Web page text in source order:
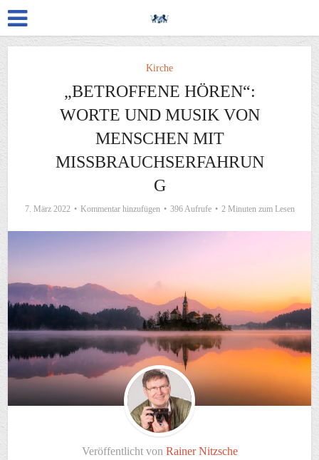
Kirche
„BETROFFENE HÖREN“:
WORTE UND MUSIK VON
MENSCHEN MIT
MISSBRAUCHSERFAHRUN
G
7. März 2022 Kommentar hinzufügen 396 Aufrufe 2 Minuten zum Lesen
Veröffentlicht von Rainer Nitzsche